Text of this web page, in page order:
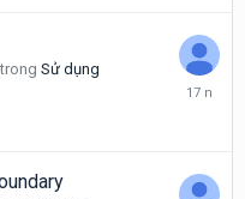
trong Sử dụng
Tháng